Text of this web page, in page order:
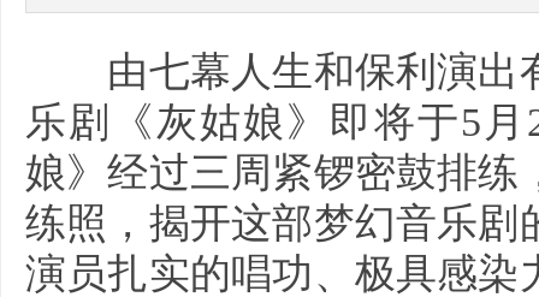
由七幕人生和保利演出
乐剧《灰姑娘》即将于5
娘》经过三周紧锣密鼓排
练照，揭开这部梦幻音乐
演员扎实的唱功、极具感